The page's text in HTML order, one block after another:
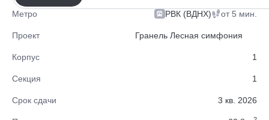
Метро РВК (ВДНХ) от 5 мин.
Проект Гранель Лесная симфония
Корпус 1
Секция 1
Срок сдачи 3 кв. 2026